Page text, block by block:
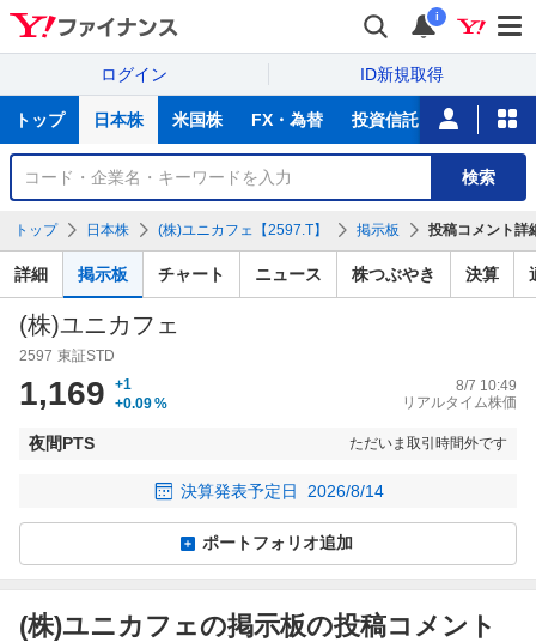
i
ログイン ID新規取得
サ
トップ 日本株 米国株 FX・為替 投資信託 ニュース
銘
検
索
検索
トップ 日本株 (株)ユニカフェ【2597.T】 掲示板 投稿コメント詳
詳細 掲示板 チャート ニュース 株つぶやき 決算
(株)ユニカフェ
2597 東証STD
1,169
+1
+0.09%
8/7 10:49
リアルタイム株価
夜間PTS ただいま取引時間外です
決算発表予定日 2026/8/14
ポートフォリオ追加
(株)ユニカフェの掲示板の投稿コメント